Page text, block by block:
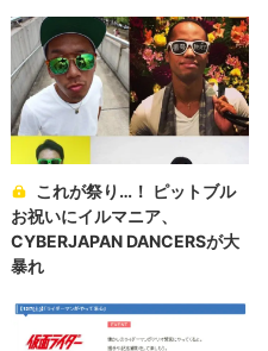
これが祭り…！ ピットブル
お祝いにイルマニア、
CYBERJAPAN DANCERSが大
暴れ